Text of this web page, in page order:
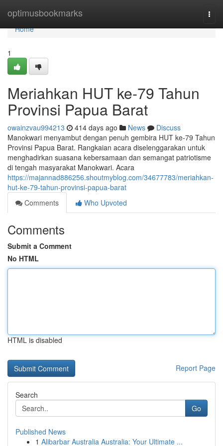
optimusbookmarks
Home
Home
1
Meriahkan HUT ke-79 Tahun
Provinsi Papua Barat
owainzvau994213 414 days ago News
Discuss
Manokwari menyambut dengan penuh gembira HUT ke-79 Tahun
Provinsi Papua Barat. Rangkaian acara diselenggarakan untuk
menghadirkan suasana kebersamaan dan semangat patriotisme
di tengah masyarakat Manokwari. Acara
https://majannad886256.shoutmyblog.com/34677783/meriahkan-
hut-ke-79-tahun-provinsi-papua-barat
Comments
Who Upvoted
Comments
Submit a Comment
No HTML
HTML is disabled
Report Page
Search
Go
Published News
1 Alibarbar Australia Australia: Your Ultimate ...